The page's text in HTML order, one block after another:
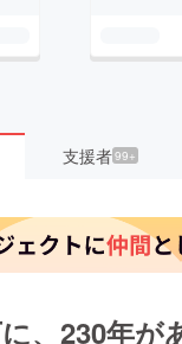
支援者99+
、230年が